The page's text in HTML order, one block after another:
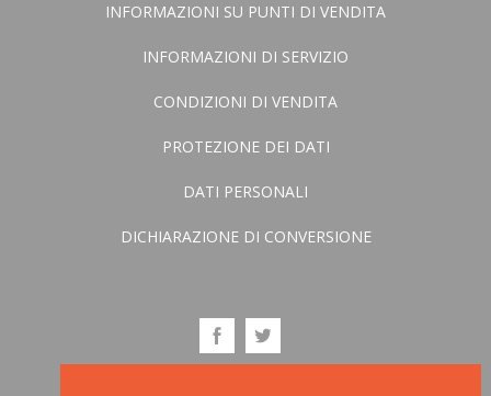
INFORMAZIONI SU PUNTI DI VENDITA
INFORMAZIONI DI SERVIZIO
CONDIZIONI DI VENDITA
PROTEZIONE DEI DATI
DATI PERSONALI
DICHIARAZIONE DI CONVERSIONE